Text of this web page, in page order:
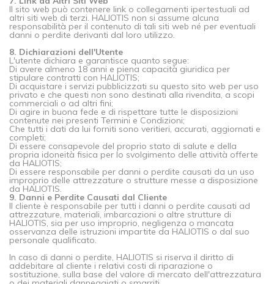
Il sito web può contenere link o collegamenti ipertestuali ad
altri siti web di terzi. HALIOTIS non si assume alcuna
responsabilità per il contenuto di tali siti web né per eventuali
danni o perdite derivanti dal loro utilizzo.
8. Dichiarazioni dell'Utente
L'utente dichiara e garantisce quanto segue:
Di avere almeno 18 anni e piena capacità giuridica per
stipulare contratti con HALIOTIS;
Di acquistare i servizi pubblicizzati su questo sito web per uso
privato e che questi non sono destinati alla rivendita, a scopi
commerciali o ad altri fini;
Di agire in buona fede e di rispettare tutte le disposizioni
contenute nei presenti Termini e Condizioni;
Che tutti i dati da lui forniti sono veritieri, accurati, aggiornati e
completi;
Di essere consapevole del proprio stato di salute e della
propria idoneità fisica per lo svolgimento delle attività offerte
da HALIOTIS;
Di essere responsabile per danni o perdite causati da un uso
improprio delle attrezzature o strutture messe a disposizione
da HALIOTIS.
9. Danni e Perdite Causati dal Cliente
Il cliente è responsabile per tutti i danni o perdite causati ad
attrezzature, materiali, imbarcazioni o altre strutture di
HALIOTIS, sia per uso improprio, negligenza o mancata
osservanza delle istruzioni impartite da HALIOTIS o dal suo
personale qualificato.
In caso di danni o perdite, HALIOTIS si riserva il diritto di
addebitare al cliente i relativi costi di riparazione o
sostituzione, sulla base del valore di mercato dell'attrezzatura